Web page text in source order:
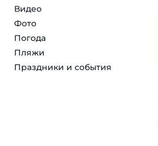
Видео
Фото
Погода
Пляжи
Праздники и события